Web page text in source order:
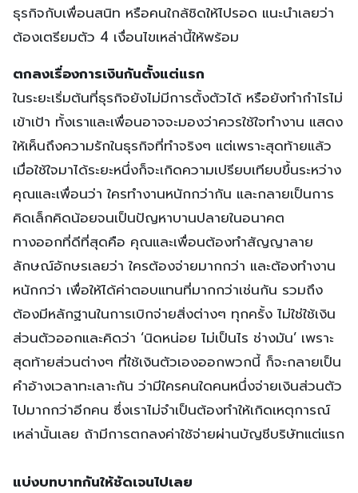
ธุรกิจกับเพื่อนสนิท หรือคนใกล้ชิดให้ไปรอด แนะนำเลยว่า
ต้องเตรียมตัว 4 เงื่อนไขเหล่านี้ให้พร้อม
ตกลงเรื่องการเงินกันตั้งแต่แรก
ในระยะเริ่มต้นที่ธุรกิจยังไม่มีการตั้งตัวได้ หรือยังทำกำไรไม่
เข้าเป้า ทั้งเราและเพื่อนอาจจะมองว่าควรใช้ใจทำงาน แสดง
ให้เห็นถึงความรักในธุรกิจที่ทำจริงๆ แต่เพราะสุดท้ายแล้ว
เมื่อใช้ใจมาได้ระยะหนึ่งก็จะเกิดความเปรียบเทียบขึ้นระหว่าง
คุณและเพื่อนว่า ใครทำงานหนักกว่ากัน และกลายเป็นการ
คิดเล็กคิดน้อยจนเป็นปัญหาบานปลายในอนาคต
ทางออกที่ดีที่สุดคือ คุณและเพื่อนต้องทำสัญญาลาย
ลักษณ์อักษรเลยว่า ใครต้องจ่ายมากกว่า และต้องทำงาน
หนักกว่า เพื่อให้ได้ค่าตอบแทนที่มากกว่าเช่นกัน รวมถึง
ต้องมีหลักฐานในการเบิกจ่ายสิ่งต่างๆ ทุกครั้ง ไม่ใช่ใช้เงิน
ส่วนตัวออกและคิดว่า ‘นิดหน่อย ไม่เป็นไร ช่างมัน’ เพราะ
สุดท้ายส่วนต่างๆ ที่ใช้เงินตัวเองออกพวกนี้ ก็จะกลายเป็น
คำอ้างเวลาทะเลาะกัน ว่ามีใครคนใดคนหนึ่งจ่ายเงินส่วนตัว
ไปมากกว่าอีกคน ซึ่งเราไม่จำเป็นต้องทำให้เกิดเหตุการณ์
เหล่านั้นเลย ถ้ามีการตกลงค่าใช้จ่ายผ่านบัญชีบริษัทแต่แรก
แบ่งบทบาทกันให้ชัดเจนไปเลย